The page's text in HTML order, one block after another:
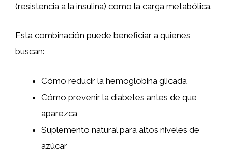
(resistencia a la insulina) como la carga metabólica.
Esta combinación puede beneficiar a quienes
buscan:
Cómo reducir la hemoglobina glicada
Cómo prevenir la diabetes antes de que
aparezca
Suplemento natural para altos niveles de
azúcar